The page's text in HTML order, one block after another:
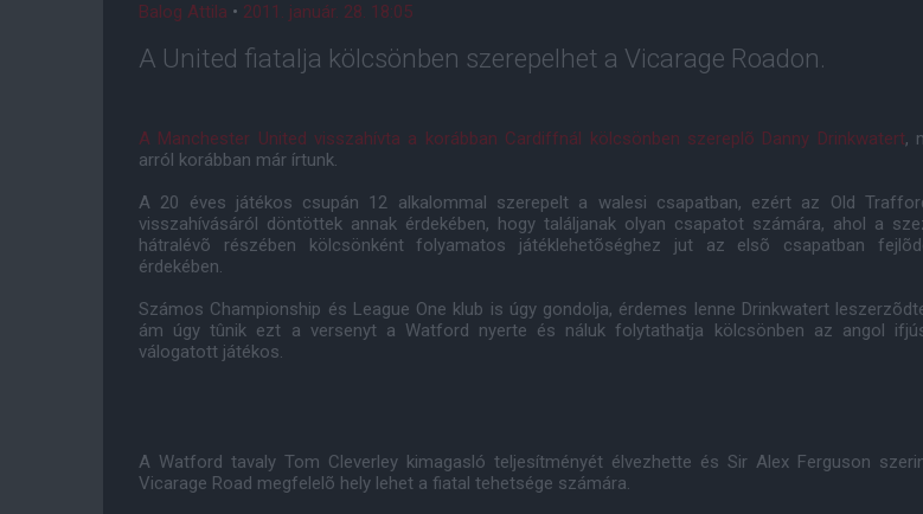
Balog Attila • 2011. január. 28. 18:05
A United fiatalja kölcsönben szerepelhet a Vicarage Roadon.
A Manchester United visszahívta a korábban Cardiffnál kölcsönben szereplõ Danny Drinkwatert,
arról korábban már írtunk.
A 20 éves játékos csupán 12 alkalommal szerepelt a walesi csapatban, ezért az Old
visszahívásáról döntöttek annak érdekében, hogy találjanak olyan csapatot számára, ahol a
hátralévõ részében kölcsönként folyamatos játéklehetõséghez jut az elsõ csapatban
érdekében.
Számos Championship és League One klub is úgy gondolja, érdemes lenne Drinkwatert
ám úgy tûnik ezt a versenyt a Watford nyerte és náluk folytathatja kölcsönben az angol
válogatott játékos.
A Watford tavaly Tom Cleverley kimagasló teljesítményét élvezhette és Sir Alex Ferguson
Vicarage Road megfelelõ hely lehet a fiatal tehetsége számára.